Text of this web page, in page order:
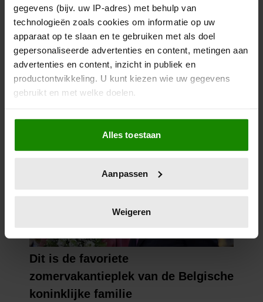
gegevens (bijv. uw IP-adres) met behulp van
technologieën zoals cookies om informatie op uw
apparaat op te slaan en te gebruiken met als doel
gepersonaliseerde advertenties en content, metingen aan
advertenties en content, inzicht in publiek en
productontwikkeling. U kunt kiezen wie uw gegevens
gebruikt en met welke doelen.
Als u het toestaat, willen we ook graag:
Informatie verzamelen over uw geografische
locatie, die tot een paar meter nauwkeurig kan zijn
scannen op specifieke eigenschappen (fingerprinting)
verwerkt en stel uw voorkeuren in het
intrekken in de Cookieverklaring.
We gebruiken cookies om content en advertenties te
personaliseren, om functies voor social media te bieden
en om ons websiteverkeer te analyseren. Ook delen we
Alles toestaan
Aanpassen
Weigeren